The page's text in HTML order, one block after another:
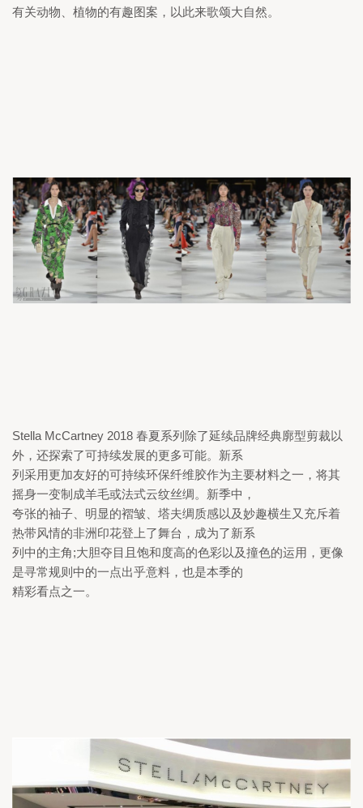
有关动物、植物的有趣图案，以此来歌颂大自然。
Stella McCartney 2018 春夏系列除了延续品牌经典廓型剪裁以
外，还探索了可持续发展的更多可能。新系
列采用更加友好的可持续环保纤维胶作为主要材料之一，将其
摇身一变制成羊毛或法式云纹丝绸。新季中，
夸张的袖子、明显的褶皱、塔夫绸质感以及妙趣横生又充斥着
热带风情的非洲印花登上了舞台，成为了新系
列中的主角;大胆夺目且饱和度高的色彩以及撞色的运用，更像
是寻常规则中的一点出乎意料，也是本季的
精彩看点之一。